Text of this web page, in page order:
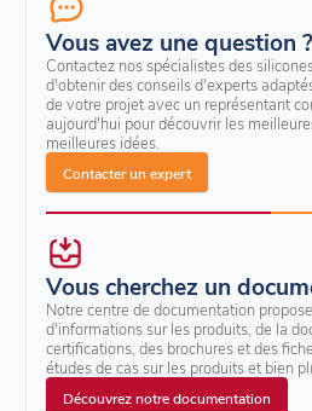
Vous avez une question ?
Contactez nos spécialistes des
d'obtenir des conseils d'experts
de votre projet avec un représentant
aujourd'hui pour découvrir les
meilleures idées.
Contacter un expert
Vous cherchez un
Notre centre de documentation
d'informations sur les produits, de la
certifications, des brochures et des
études de cas sur les produits et bien
Découvrez notre documentation